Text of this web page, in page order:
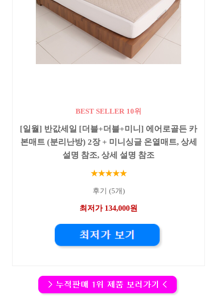
BEST SELLER 10위
[일월] 반값세일 [더블+더블+미니] 에어로골든 카
본매트 (분리난방) 2장 + 미니싱글 온열매트, 상세
설명 참조, 상세 설명 참조
★★★★★
후기 (5개)
최저가 134,000원